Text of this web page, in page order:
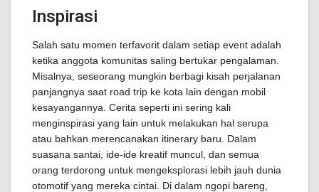
Inspirasi
Salah satu momen terfavorit dalam setiap event adalah
ketika anggota komunitas saling bertukar pengalaman.
Misalnya, seseorang mungkin berbagi kisah perjalanan
panjangnya saat road trip ke kota lain dengan mobil
kesayangannya. Cerita seperti ini sering kali
menginspirasi yang lain untuk melakukan hal serupa
atau bahkan merencanakan itinerary baru. Dalam
suasana santai, ide-ide kreatif muncul, dan semua
orang terdorong untuk mengeksplorasi lebih jauh dunia
otomotif yang mereka cintai. Di dalam ngopi bareng,